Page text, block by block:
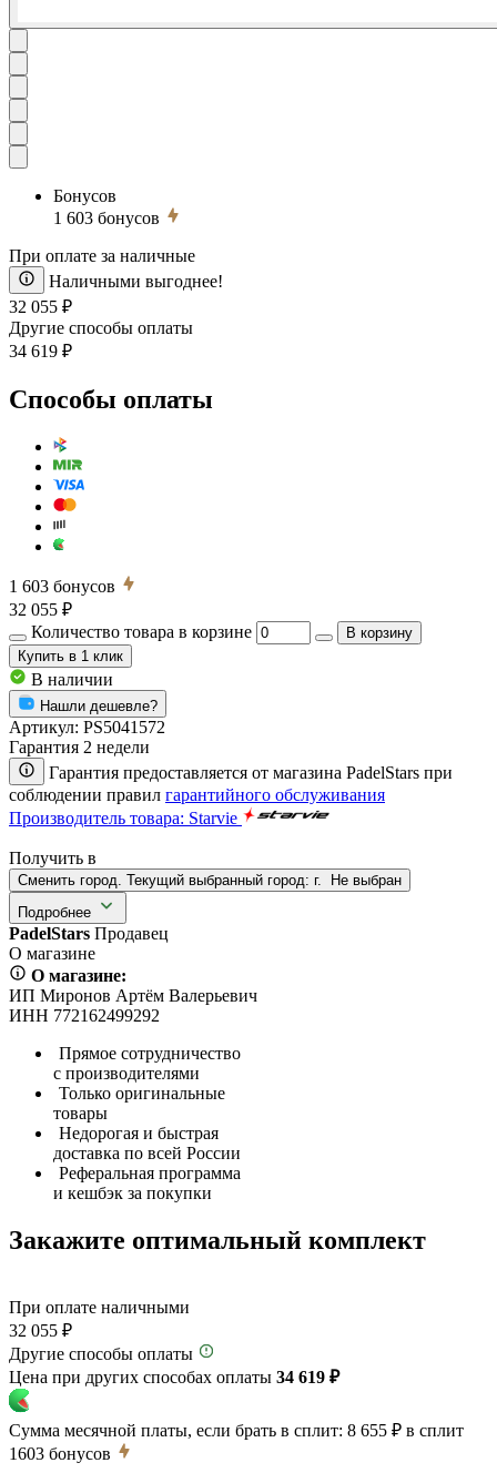
Бонусов
1 603 бонусов
При оплате за наличные
Наличными выгоднее!
32 055 ₽
Другие способы оплаты
34 619 ₽
Способы оплаты
1 603 бонусов
32 055 ₽
Количество товара в корзине
В корзину
Купить в 1 клик
В наличии
Нашли дешевле?
Артикул: PS5041572
Гарантия 2 недели
Гарантия предоставляется от магазина PadelStars при
соблюдении правил гарантийного обслуживания
Производитель товара: Starvie
Получить в
Сменить город. Текущий выбранный город: г.
Не выбран
Подробнее
PadelStars Продавец
О магазине
О магазине:
ИП Миронов Артём Валерьевич
ИНН 772162499292
Прямое сотрудничество
с производителями
Только оригинальные
товары
Недорогая и быстрая
доставка по всей России
Реферальная программа
и кешбэк за покупки
Закажите оптимальный комплект
При оплате наличными
32 055 ₽
Другие способы оплаты
Цена при других способах оплаты 34 619 ₽
Сумма месячной платы, если брать в сплит: 8 655 ₽ в сплит
1603 бонусов